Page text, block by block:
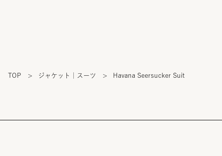
TOP > ジャケット｜スーツ > Havana Seersucker Suit